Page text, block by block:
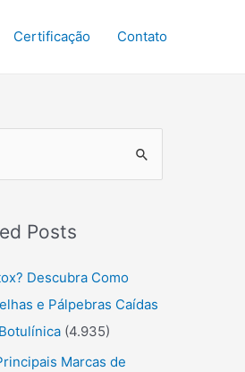
Certificação Contato
Posts
Descubra Como
e Pálpebras Caídas
(4.935)
Marcas de